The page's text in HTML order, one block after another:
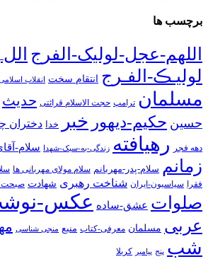
برچسب ها
اللهم-عجل-لولیک-الفرج
لولیـڪ-الفـرج انتقام سخت انقلاب
مسلمان ترامپ حجت الاسلام قرائتی حدیث
حسین حکیم-دیهور خبر خدا دختران
دهه فجر رهیافته زندگی-به-سبک-شهدا سلام-
زمانم سلام-پدر-مهربانم سلام مولای مهربانی ها
فقرا سیاسیون-ایران شناخت رهبری شهادت صبحت
صلوات عشق-ساده عکس-
عربی مسلمان معرفی-کتاب منبع منجی شناسی
شب پنج پیامبر کربلا